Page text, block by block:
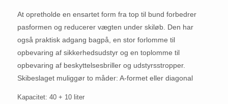
At opretholde en ensartet form fra top til bund forbedrer
pasformen og reducerer vægten under skiløb. Den har
også praktisk adgang bagpå, en stor forlomme til
opbevaring af sikkerhedsudstyr og en toplomme til
opbevaring af beskyttelsesbriller og udstyrsstropper.
Skibeslaget muliggør to måder: A-formet eller diagonal
Kapacitet: 40 + 10 liter